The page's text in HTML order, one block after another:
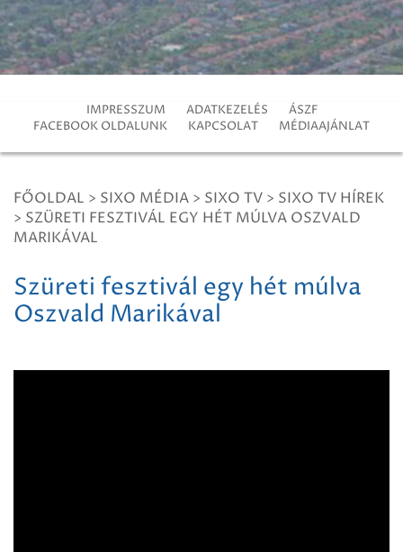
IMPRESSZUM ADATKEZELÉS
ÁSZF
FACEBOOK OLDALUNK
KAPCSOLAT MÉDIAAJÁNLAT
FŐOLDAL > SIXO MÉDIA > SIXO TV > SIXO TV HÍREK
> SZÜRETI FESZTIVÁL EGY HÉT MÚLVA OSZVALD
MARIKÁVAL
Szüreti fesztivál egy hét múlva
Oszvald Marikával